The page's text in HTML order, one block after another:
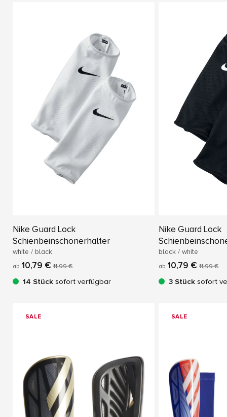
Nike Guard Lock
Schienbeinschonerhalter
white / black
ab 10,79 € 11,99 €
14 Stück sofort verfügbar
Nike Guard Lock
black / white
ab 10,79 € 11,99 €
3 Stück sofort
SALE SALE